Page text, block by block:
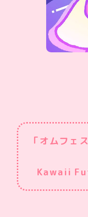
「オムフ
Kawaii